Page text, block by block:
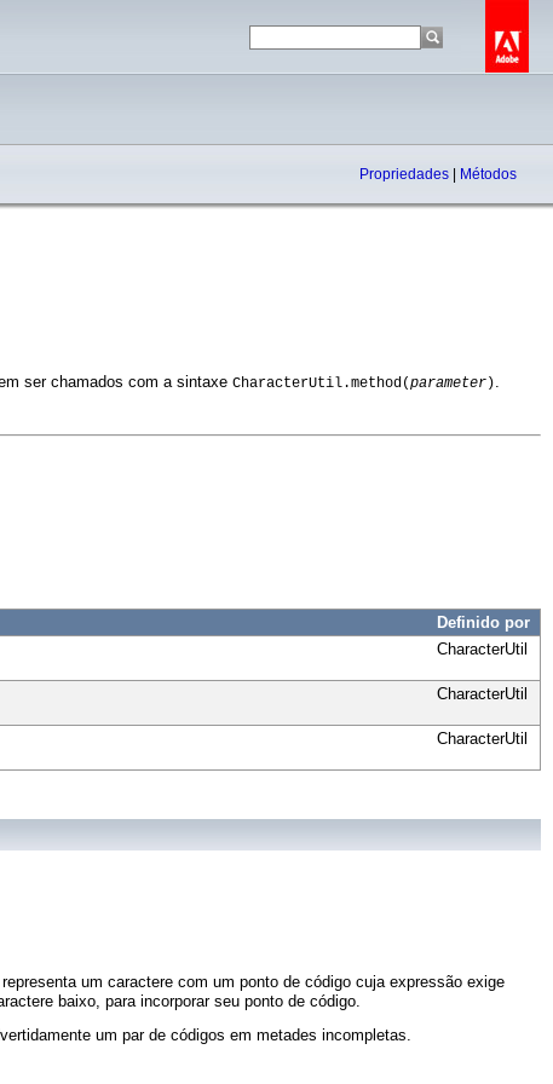
Propriedades Métodos
ser chamados com a sintaxe CharacterUtil.method(parameter ).
Definido por
CharacterUtil
CharacterUtil
CharacterUtil
um caractere com um ponto de código cuja expressão exige
baixo, para incorporar seu ponto de código.
um par de códigos em metades incompletas.